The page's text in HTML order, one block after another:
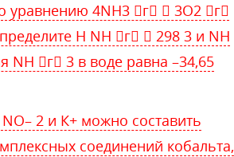
уравнению 4NH3 г  3O2 г
Н NH г  298 3 и NH
NH г 3 в воде равна –34,65
2 и К+ можно составить
соединений кобальта,